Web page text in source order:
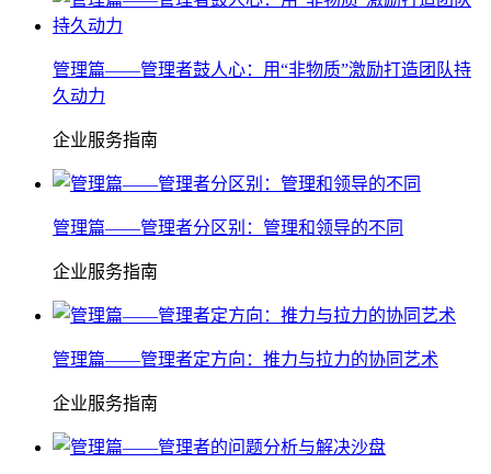
管理篇——管理者鼓人心：用“非物质”激励打造团队持
久动力
企业服务指南
管理篇——管理者分区别：管理和领导的不同
企业服务指南
管理篇——管理者定方向：推力与拉力的协同艺术
企业服务指南